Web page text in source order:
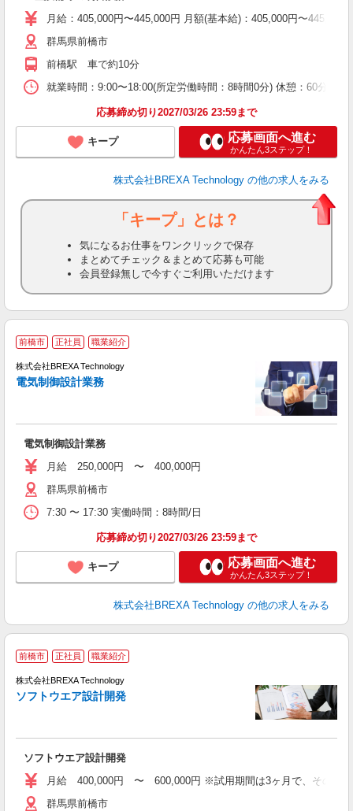
月給：405,000円〜445,000円 月額(基本給)：405,000円〜
群馬県前橋市
前橋駅 車で約10分
就業時間：9:00〜18:00(所定労働時間：8時間0分) 休憩：60分 時
応募締め切り2027/03/26 23:59まで
キープ 応募画面へ進む
かんたん3ステップ！
株式会社BREXA Technology の他の求人をみる
「キープ」とは？
気になるお仕事をワンクリックで保存
まとめてチェック＆まとめて応募も可能
会員登録無しで今すぐご利用いただけます
前橋市 正社員 職業紹介
株式会社BREXA Technology
電気制御設計業務
電気制御設計業務
月給 250,000円 〜 400,000円
群馬県前橋市
7:30 〜 17:30 実働時間：8時間/日
応募締め切り2027/03/26 23:59まで
キープ 応募画面へ進む
かんたん3ステップ！
株式会社BREXA Technology の他の求人をみる
前橋市 正社員 職業紹介
株式会社BREXA Technology
ソフトウエア設計開発
ソフトウエア設計開発
月給 400,000円 〜 600,000円 ※試用期間は3ヶ月で、その間の
群馬県前橋市